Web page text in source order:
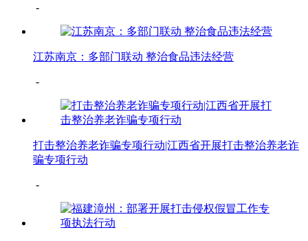
-
江苏南京：多部门联动 整治食品违法经营
-
打击整治养老诈骗专项行动|江西省开展打击整治养老诈
骗专项行动
-